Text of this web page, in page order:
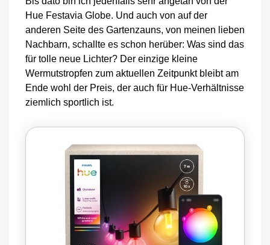
Hue Festavia Globe. Und auch von auf der
anderen Seite des Gartenzauns, von meinen lieben
Nachbarn, schallte es schon herüber: Was sind das
für tolle neue Lichter? Der einzige kleine
Wermutstropfen zum aktuellen Zeitpunkt bleibt am
Ende wohl der Preis, der auch für Hue-Verhältnisse
ziemlich sportlich ist.